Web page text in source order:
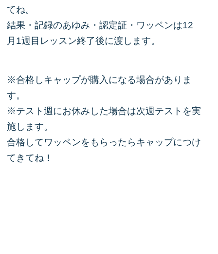
てね。
結果・記録のあゆみ・認定証・ワッペンは12
月1週目レッスン終了後に渡します。
※合格しキャップが購入になる場合がありま
す。
※テスト週にお休みした場合は次週テストを実
施します。
合格してワッペンをもらったらキャップにつけ
てきてね！